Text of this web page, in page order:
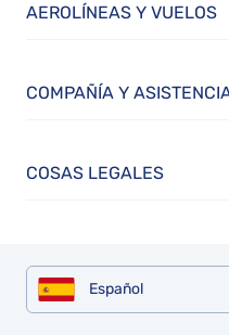
AEROLÍNEAS Y VUELOS
COMPAÑÍA Y
COSAS LEGALES
Español